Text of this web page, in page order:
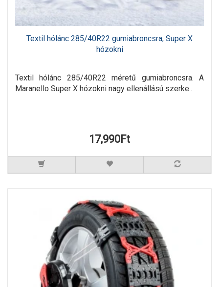
Textil hólánc 285/40R22 gumiabroncsra, Super X
hózokni
Textil hólánc 285/40R22 méretű gumiabroncsra. A
Maranello Super X hózokni nagy ellenállású szerke..
17,990Ft